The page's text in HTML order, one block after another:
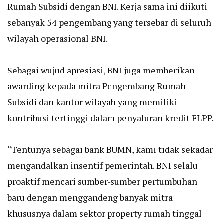
Rumah Subsidi dengan BNI. Kerja sama ini diikuti
sebanyak 54 pengembang yang tersebar di seluruh
wilayah operasional BNI.
Sebagai wujud apresiasi, BNI juga memberikan
awarding kepada mitra Pengembang Rumah
Subsidi dan kantor wilayah yang memiliki
kontribusi tertinggi dalam penyaluran kredit FLPP.
“Tentunya sebagai bank BUMN, kami tidak sekadar
mengandalkan insentif pemerintah. BNI selalu
proaktif mencari sumber-sumber pertumbuhan
baru dengan menggandeng banyak mitra
khususnya dalam sektor property rumah tinggal